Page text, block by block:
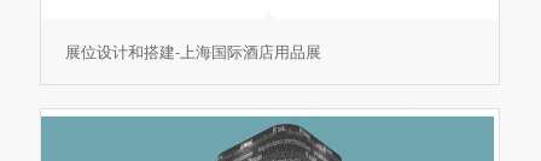
展位设计和搭建-上海国际酒店用品展